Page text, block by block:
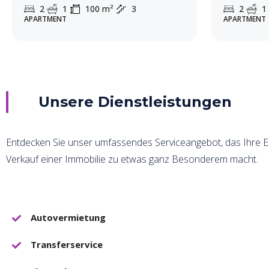
2 1 100 m² 3
APARTMENT
2 1
APARTMENT
Unsere Dienstleistungen
Entdecken Sie unser umfassendes Serviceangebot, das Ihre
Verkauf einer Immobilie zu etwas ganz Besonderem macht.
Autovermietung
Transferservice